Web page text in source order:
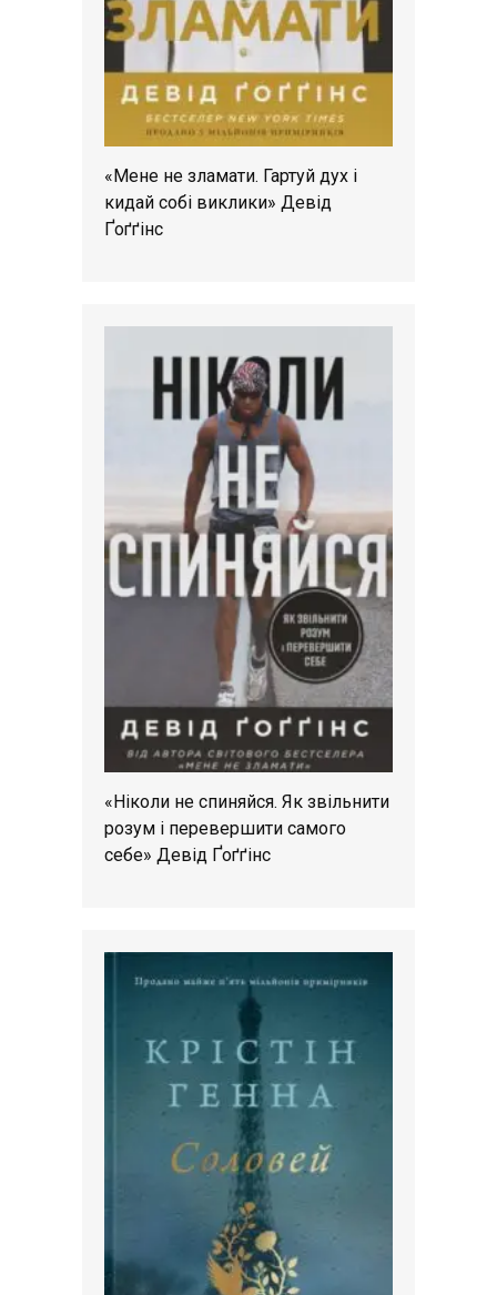
«Мене не зламати. Гартуй дух і
кидай собі виклики» Девід
Ґоґґінс
«Ніколи не спиняйся. Як звільнити
розум і перевершити самого
себе» Девід Ґоґґінс